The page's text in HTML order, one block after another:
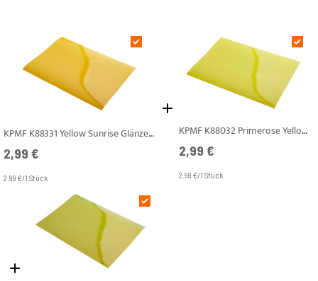
KPMF K88331 Yellow Sunrise Glänzend A4
2,99 €
2.99 €/1 Stück
KPMF K88032 Primerose Yellow Glänzend A4
2,99 €
2.99 €/1 Stück